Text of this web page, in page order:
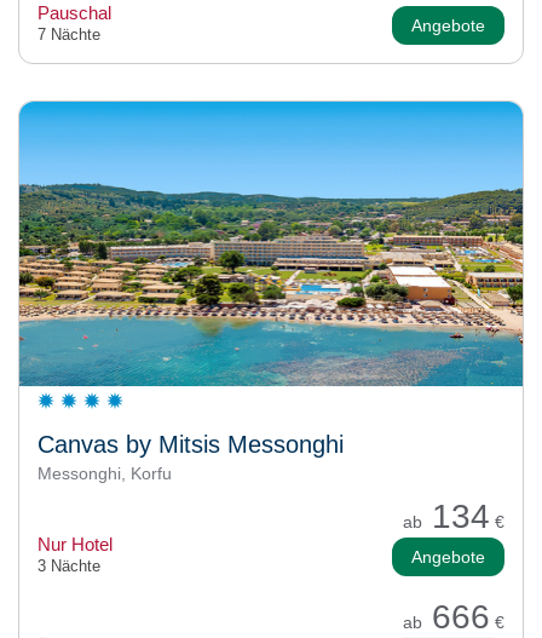
Pauschal
7 Nächte Angebote
Canvas by Mitsis Messonghi
Messonghi, Korfu
ab 134 €
Nur Hotel
3 Nächte Angebote
ab 666 €